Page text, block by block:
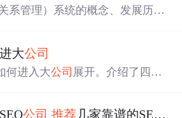
系管理）系统的概念、发展历程
vtigerCRM、易客CRM以及美萍
费到付费的不同选项，适合各
大公司
何进入大公司 展开。介绍了四种
线。同时指出容易的路越走越
公司 推荐 几家靠谱的SEO 公